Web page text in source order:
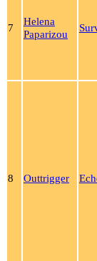
7
Helena
Paparizou
8 Outtrigger